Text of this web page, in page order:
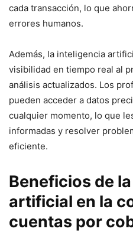
cada transacción, lo que
errores humanos.
Además, la inteligencia
visibilidad en tiempo real al
análisis actualizados. Los
pueden acceder a datos
cualquier momento, lo que
informadas y resolver
eficiente.
Beneficios de
artificial en la
cuentas por